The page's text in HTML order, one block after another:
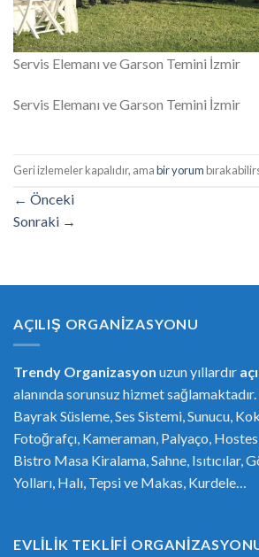
Servis Elemanı ve Garson Temini İzmir
Servis Elemanı ve Garson Temini İzmir
Geri izlemeler kapalıdır, amabir yorum
← Önceki
Sonraki →
AÇILIŞ ORGANIZASYONU
Trendy Organizasyon uzun yıllardır
alanında sorunsuz hizmet
Bayrak Süsleme, Ses Sistemi, Sunucu,
Fotoğrafçı, Kameraman, Palyaço,
Bistro Masa Kiralama, Sahne, Isıtıcılar,
Yolları, Halı, Tepsi ve Makas, Kurdele…
EVLILIK TEKLIFI